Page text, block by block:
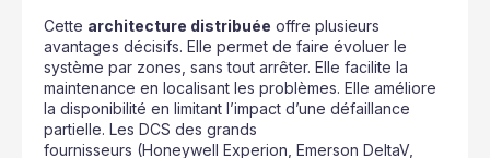
Cette architecture distribuée offre plusieurs
avantages décisifs. Elle permet de faire évoluer le
système par zones, sans tout arrêter. Elle facilite la
maintenance en localisant les problèmes. Elle améliore
la disponibilité en limitant l’impact d’une défaillance
partielle. Les DCS des grands
fournisseurs (Honeywell Experion, Emerson DeltaV,